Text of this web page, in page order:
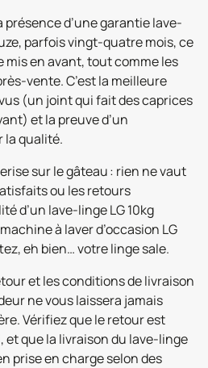
d’une garantie lave-
parfois vingt-quatre mois, ce
mis en avant, tout comme les
vente. C’est la meilleure
(un joint qui fait des caprices
et la preuve d’un
la qualité.
sur le gâteau : rien ne vaut
ou les retours
d’un lave-linge LG 10kg
à laver d’occasion LG
eh bien… votre linge sale.
et les conditions de livraison
ne vous laissera jamais
Vérifiez que le retour est
et que la livraison du lave-linge
prise en charge selon des